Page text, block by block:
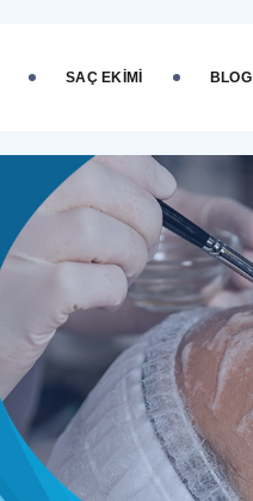
SAÇ EKIMI BLOG